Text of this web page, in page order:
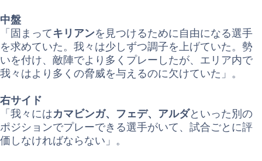
中盤
「固まってキリアンを見つけるために自由になる選手
を求めていた。我々は少しずつ調子を上げていた。勢
いを付け、敵陣でより多くプレーしたが、エリア内で
我々はより多くの脅威を与えるのに欠けていた」。
右サイド
「我々にはカマビンガ、フェデ、アルダといった別の
ポジションでプレーできる選手がいて、試合ごとに評
価しなければならない」。